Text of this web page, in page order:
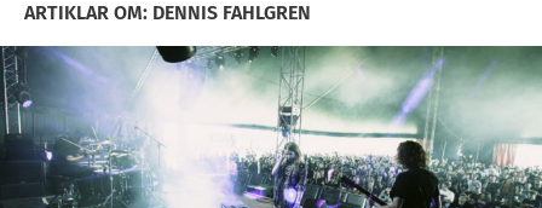
ARTIKLAR OM: DENNIS FAHLGREN